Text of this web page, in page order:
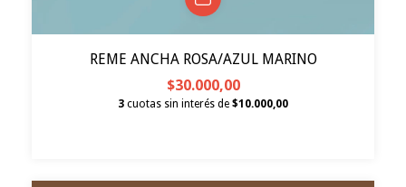
REME ANCHA ROSA/AZUL MARINO
$30.000,00
3 cuotas sin interés de $10.000,00